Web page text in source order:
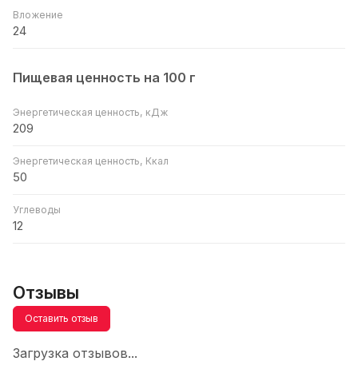
Вложение
24
Пищевая ценность на 100 г
Энергетическая ценность, кДж
209
Энергетическая ценность, Ккал
50
Углеводы
12
Отзывы
Оставить отзыв
Загрузка отзывов...